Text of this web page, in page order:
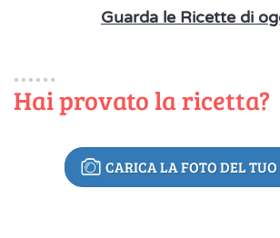
Guarda le Ricette di
Hai provato la ricetta?
CARICA LA FOTO DEL